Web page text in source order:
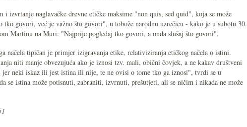
i izvrtanje naglavačke drevne etičke maksime "non quis, sed quid", koja se može
tko govori, već je važno što govori", u tobože narodnu uzrečicu - kako je u subotu 30.
Martinu na Muri: "Najprije pogledaj tko govori, a onda slušaj što govori".
načela tipičan je primjer izigravanja etike, relativiziranja etičkog načela o istini.
niti manje obvezujuća ako je iznosi tzv. mali, obični čovjek, a ne kakav društveni
neki iskaz ili jest istina ili nije, te ne ovisi o tome tko ga iznosi", tvrdi se u
se istina može potisnuti, zabraniti, izvrnuti, prešutjeti, ali se ničim i nikada ne može